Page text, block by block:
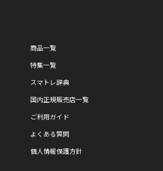
商品一覧
特集一覧
スマトレ辞典
国内正規販売店一覧
ご利用ガイド
よくある質問
個人情報保護方針